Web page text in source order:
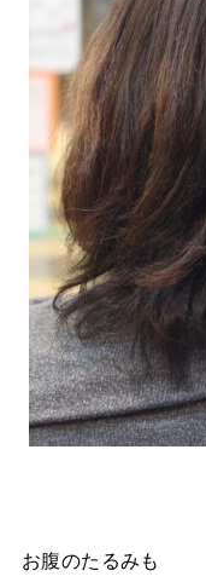
お腹のたるみも